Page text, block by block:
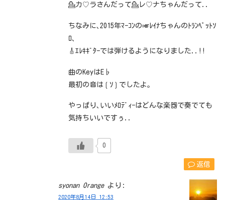
💁カ♡ラさんだって💁レ♡ナちゃんだって..
ちなみに､2015年ﾏｰｺﾝの🎺ﾚｲﾅちゃんのﾄﾗﾝﾍﾟｯﾄｿ
ﾛ､
🎸ｴﾚｷｷﾞﾀｰでは弾けるようになりました..!!
曲のKeyはE♭
最初の音は❲ｿ❳でしたよ｡
やっぱり､いいﾒﾛﾃﾞｨｰはどんな楽器で奏でても
気持ちいいですぅ..
0
返信
syonan Orange より:
2020年8月14日 12:53